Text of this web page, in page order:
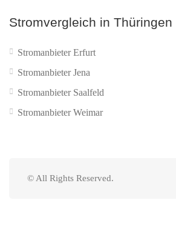
Stromvergleich in Thüringen
Stromanbieter Erfurt
Stromanbieter Jena
Stromanbieter Saalfeld
Stromanbieter Weimar
© All Rights Reserved.